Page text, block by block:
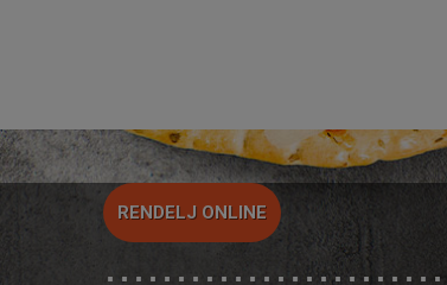
RENDELJ ONLINE